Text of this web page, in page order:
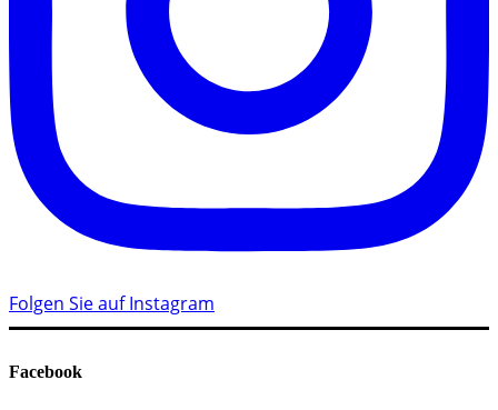
Folgen Sie auf Instagram
Facebook